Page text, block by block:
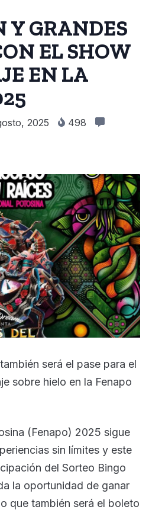
Y GRANDES
EL SHOW
EN LA
2025
498
será el pase para el
sobre hielo en la Fenapo
(Fenapo) 2025 sigue
sin límites y este
del Sorteo Bingo
la oportunidad de ganar
que también será el boleto